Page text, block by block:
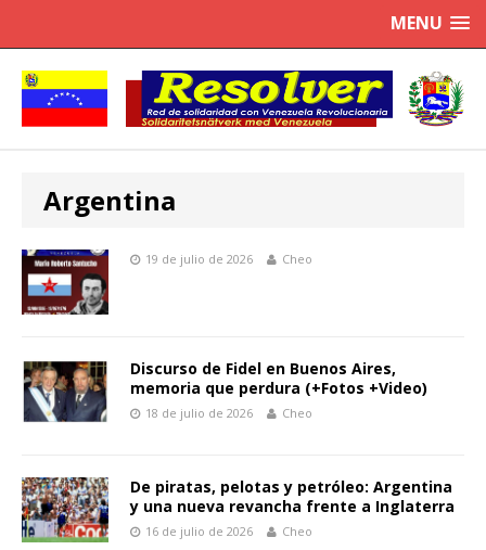
MENU
Argentina
19 de julio de 2026 Cheo
Discurso de Fidel en Buenos Aires,
memoria que perdura (+Fotos +Video)
18 de julio de 2026 Cheo
De piratas, pelotas y petróleo: Argentina
y una nueva revancha frente a Inglaterra
16 de julio de 2026 Cheo